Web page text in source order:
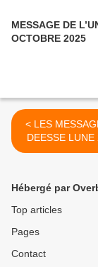
MESSAGE DE
OCTOBRE 2025
< LES MESSAGES DE LA
DEESSE LUNE 26 AOUT
2020
Hébergé par
Top articles
Pages
Contact